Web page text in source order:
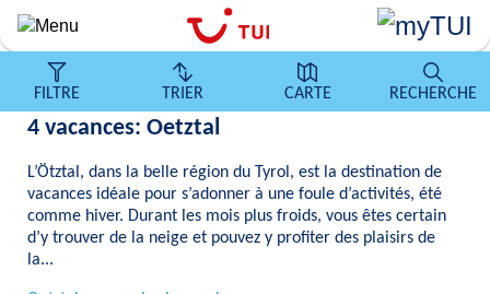
Aller
au
contenu
principal
FILTRE TRIER CARTE RECHERCHE
4 vacances: Oetztal
L’Ötztal, dans la belle région du Tyrol, est la destination de
vacances idéale pour s’adonner à une foule d’activités, été
comme hiver. Durant les mois plus froids, vous êtes certain
d’y trouver de la neige et pouvez y profiter des plaisirs de
la...